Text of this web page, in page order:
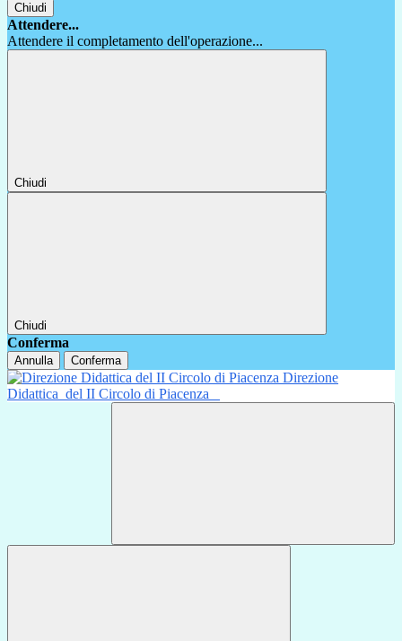
Chiudi
Attendere...
Attendere il completamento dell'operazione...
Chiudi
Chiudi
Conferma
Annulla Conferma
Direzione
Didattica del II Circolo di Piacenza